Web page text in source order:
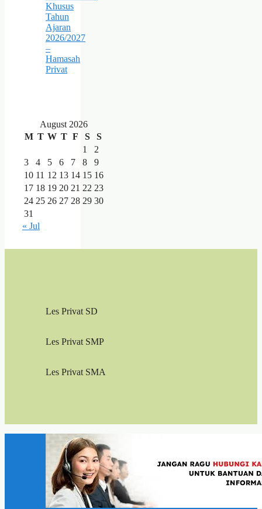
Khusus
Tahun
Ajaran
2026/2027
–
Hamasah
Privat
August 2026
M T W T F S
S
1
2
3
4 5 6 7 8
9
10 11 12 13 14 15 16
17 18 19 20 21 22 23
24 25 26 27 28 29 30
31
« Jul
Les Privat SD
Les Privat SMP
Les Privat SMA